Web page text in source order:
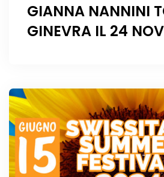
GIANNA NANNINI
GINEVRA IL 24